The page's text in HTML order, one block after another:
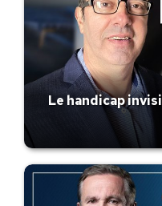
Le handicap